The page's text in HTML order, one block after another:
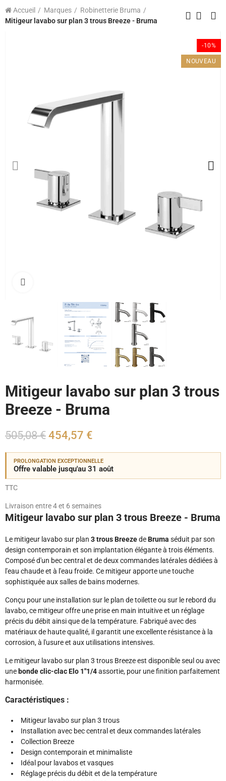
Accueil Marques
Robinetterie Bruma
Mitigeur lavabo sur plan 3 trous Breeze - Bruma
-10%
NOUVEAU
Mitigeur lavabo sur plan 3 trous
Breeze - Bruma
505,08 € 454,57 €
PROLONGATION EXCEPTIONNELLE
Offre valable jusqu'au 31 août
TTC
Livraison entre 4 et 6 semaines
Mitigeur lavabo sur plan 3 trous Breeze - Bruma
Le mitigeur lavabo sur plan 3 trous BreezedeBruma séduit par son
design contemporain et son implantation élégante à trois éléments.
Composé d'un bec central et de deux commandes latérales dédiées à
l'eau chaude et à l'eau froide. Ce mitigeur apporte une touche
sophistiquée aux salles de bains modernes.
Conçu pour une installation sur le plan de toilette ou sur le rebord du
lavabo, ce mitigeur offre une prise en main intuitive et un réglage
précis du débit ainsi que de la température. Fabriqué avec des
matériaux de haute qualité, il garantit une excellente résistance à la
corrosion, à l'usure et aux utilisations intensives.
Le mitigeur lavabo sur plan 3 trous Breeze est disponible seul ou avec
une bonde clic-clac Elo 1"1/4assortie, pour une finition parfaitement
harmonisée.
Caractéristiques :
Mitigeur lavabo sur plan 3 trous
Installation avec bec central et deux commandes latérales
Collection Breeze
Design contemporain et minimaliste
Idéal pour lavabos et vasques
Réglage précis du débit et de la température